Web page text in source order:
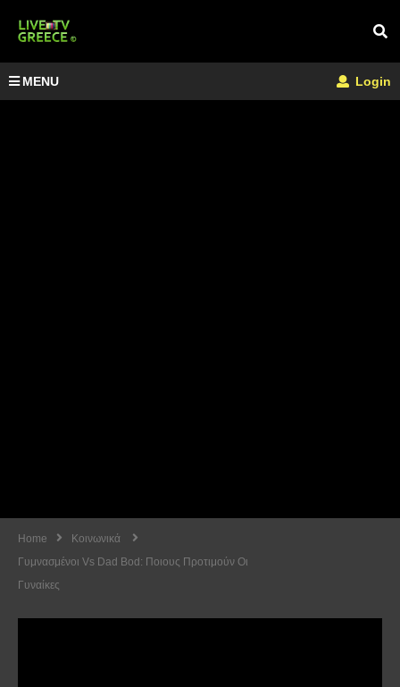
MENU Login
Home
Κοινωνικά
Γυμνασμένοι Vs Dad Bod: Ποιους Προτιμούν Οι
Γυναίκες